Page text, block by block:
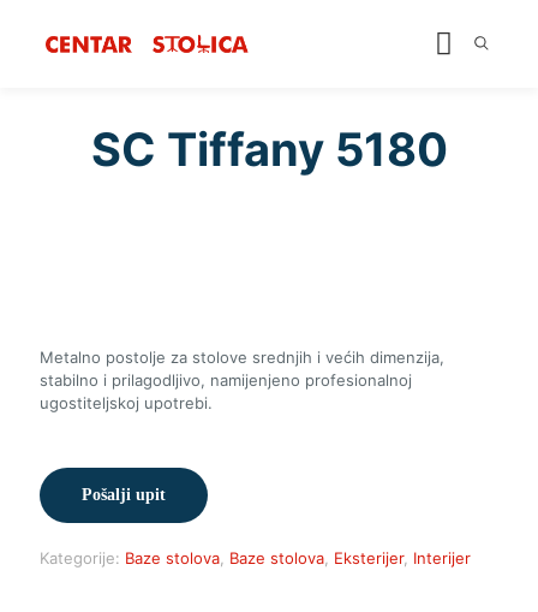
SC Tiffany 5180
Metalno postolje za stolove srednjih i većih dimenzija,
stabilno i prilagodljivo, namijenjeno profesionalnoj
ugostiteljskoj upotrebi.
Pošalji upit
Kategorije: Baze stolova Baze stolova Eksterijer, Interijer